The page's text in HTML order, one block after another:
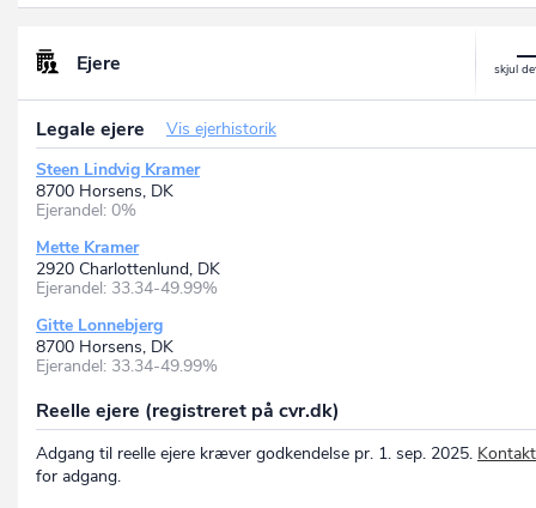
Ejere
Legale ejere
Vis ejerhistorik
Steen Lindvig Kramer
8700 Horsens, DK
Ejerandel: 0%
Mette Kramer
2920 Charlottenlund, DK
Ejerandel: 33.34-49.99%
Gitte Lonnebjerg
8700 Horsens, DK
Ejerandel: 33.34-49.99%
Reelle ejere (registreret på cvr.dk)
Adgang til reelle ejere kræver godkendelse pr. 1. sep. 2025.
for adgang.